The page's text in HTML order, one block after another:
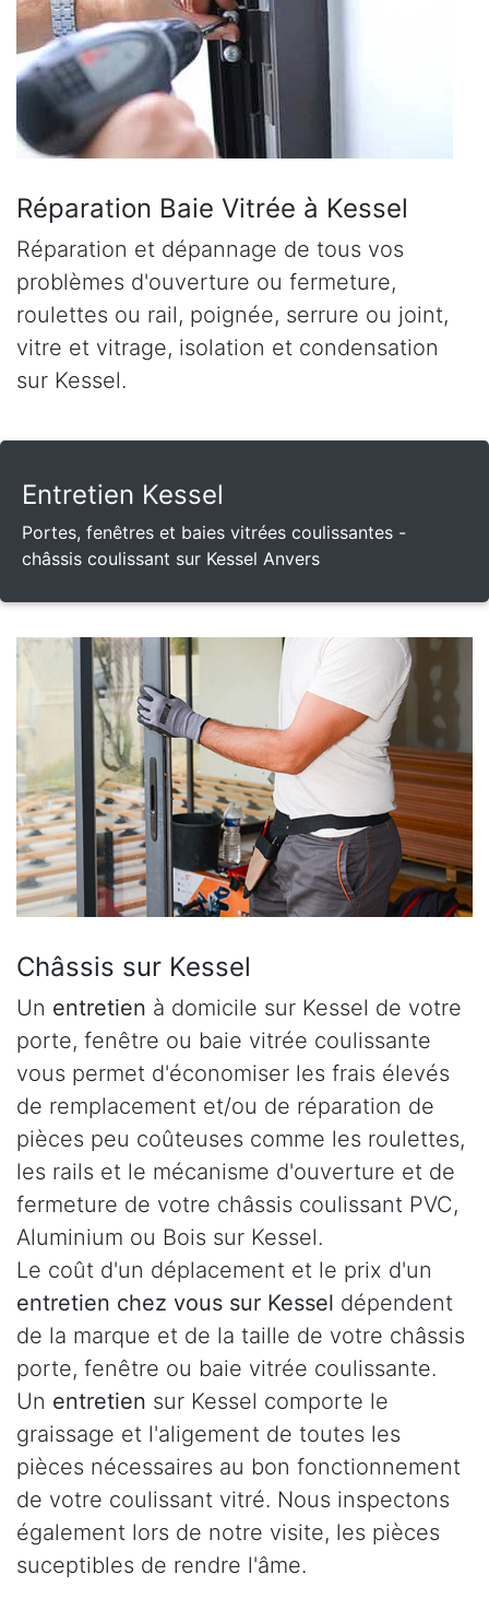
Réparation Baie Vitrée à Kessel
Réparation et dépannage de tous vos
problèmes d'ouverture ou fermeture,
roulettes ou rail, poignée, serrure ou joint,
vitre et vitrage, isolation et condensation
sur Kessel.
Entretien Kessel
Portes, fenêtres et baies vitrées coulissantes -
châssis coulissant sur Kessel Anvers
Châssis sur Kessel
Un entretien à domicile sur Kessel de votre
porte, fenêtre ou baie vitrée coulissante
vous permet d'économiser les frais élevés
de remplacement et/ou de réparation de
pièces peu coûteuses comme les roulettes,
les rails et le mécanisme d'ouverture et de
fermeture de votre châssis coulissant PVC,
Aluminium ou Bois sur Kessel.
Le coût d'un déplacement et le prix d'un
entretien chez vous sur Kessel dépendent
de la marque et de la taille de votre châssis
porte, fenêtre ou baie vitrée coulissante.
Un entretien sur Kessel comporte le
graissage et l'aligement de toutes les
pièces nécessaires au bon fonctionnement
de votre coulissant vitré. Nous inspectons
également lors de notre visite, les pièces
suceptibles de rendre l'âme.